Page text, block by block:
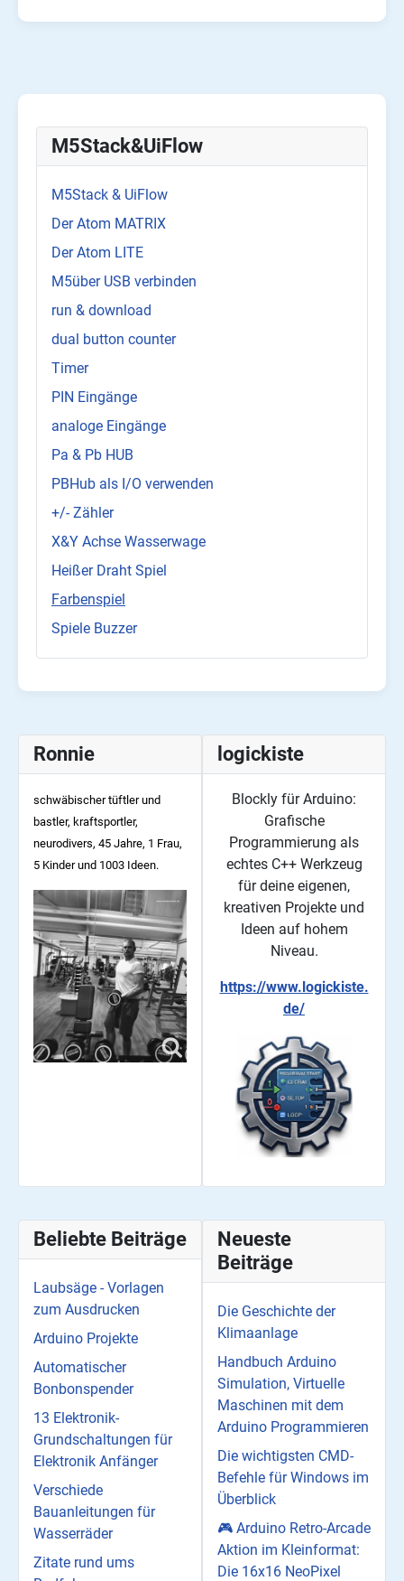
M5Stack&UiFlow
M5Stack & UiFlow
Der Atom MATRIX
Der Atom LITE
M5über USB verbinden
run & download
dual button counter
Timer
PIN Eingänge
analoge Eingänge
Pa & Pb HUB
PBHub als I/O verwenden
+/- Zähler
X&Y Achse Wasserwage
Heißer Draht Spiel
Farbenspiel
Spiele Buzzer
Ronnie
schwäbischer tüftler und
bastler, kraftsportler,
neurodivers, 45 Jahre, 1 Frau,
5 Kinder und 1003 Ideen.
logickiste
Blockly für Arduino:
Grafische
Programmierung als
echtes C++ Werkzeug
für deine eigenen,
kreativen Projekte und
Ideen auf hohem
Niveau.
https://www.logickiste.
de/
Beliebte Beiträge
Laubsäge - Vorlagen
zum Ausdrucken
Arduino Projekte
Automatischer
Bonbonspender
13 Elektronik-
Grundschaltungen für
Elektronik Anfänger
Verschiede
Bauanleitungen für
Wasserräder
Zitate rund ums
Neueste
Beiträge
Die Geschichte der
Klimaanlage
Handbuch Arduino
Simulation, Virtuelle
Maschinen mit dem
Arduino Programmieren
Die wichtigsten CMD-
Befehle für Windows im
Überblick
🎮 Arduino Retro-Arcade
Aktion im Kleinformat:
Die 16x16 NeoPixel